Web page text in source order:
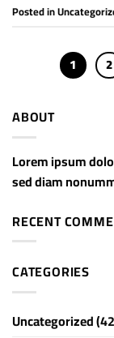
Posted in
1 2
ABOUT
Lorem ipsum
sed diam
RECENT
CATEGORIES
Uncategorized